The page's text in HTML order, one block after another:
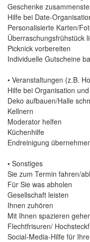
Geschenke
Hilfe bei Date-
Personalisierte Karten/
Überraschungsfrühstück
Picknick vorbereiten
Individuelle Gutscheine
• Veranstaltungen (z.B.
Hilfe bei Organisation
Deko aufbauen/Halle
Kellnern
Moderator helfen
Küchenhilfe
Endreinigung
• Sonstiges
Sie zum Termin fahren/
Für Sie was abholen
Gesellschaft leisten
Ihnen zuhören
Mit Ihnen spazieren
Flechtfrisuren/
Social-Media-Hilfe für